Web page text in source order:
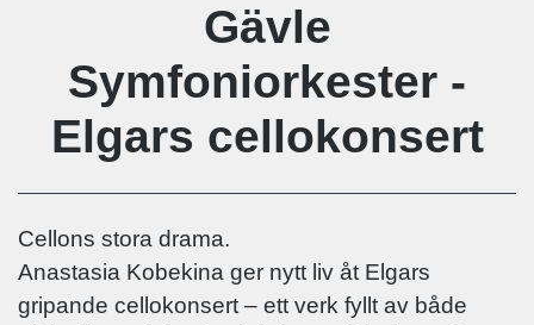
Gävle
Symfoniorkester -
Elgars cellokonsert
Cellons stora drama.
Anastasia Kobekina ger nytt liv åt Elgars
gripande cellokonsert – ett verk fyllt av både